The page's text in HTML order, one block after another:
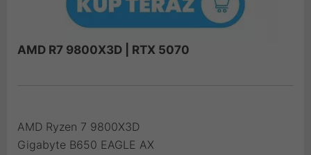
AMD R7 9800X3D | RTX 5070
AMD Ryzen 7 9800X3D
Gigabyte B650 EAGLE AX